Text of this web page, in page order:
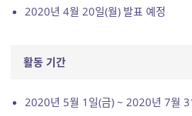
2020년 4월 20일(월) 발표 예정
활동 기간
2020년 5월 1일(금) ~ 2020년 7월